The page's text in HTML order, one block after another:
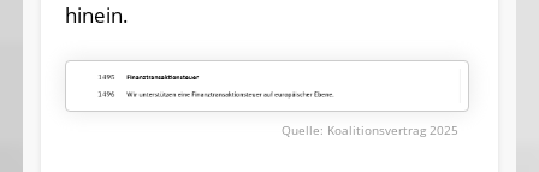
hinein.
Koalitionsvertrag 2025